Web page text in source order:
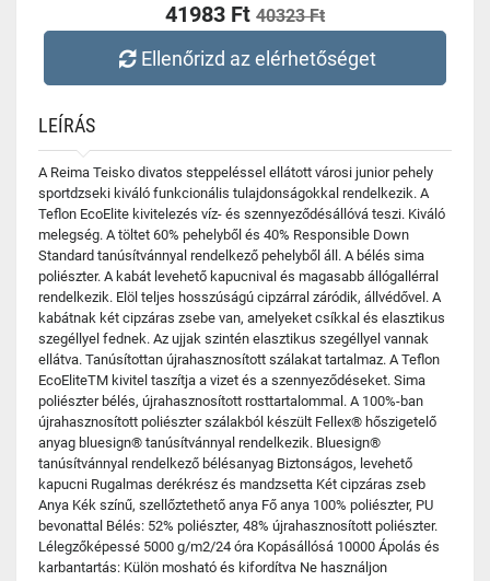
41983 Ft 40323 Ft
Ellenőrizd az elérhetőséget
LEÍRÁS
A Reima Teisko divatos steppeléssel ellátott városi junior pehely
sportdzseki kiváló funkcionális tulajdonságokkal rendelkezik. A
Teflon EcoElite kivitelezés víz- és szennyeződésállóvá teszi. Kiváló
melegség. A töltet 60% pehelyből és 40% Responsible Down
Standard tanúsítvánnyal rendelkező pehelyből áll. A bélés sima
poliészter. A kabát levehető kapucnival és magasabb állógallérral
rendelkezik. Elöl teljes hosszúságú cipzárral záródik, állvédővel. A
kabátnak két cipzáras zsebe van, amelyeket csíkkal és elasztikus
szegéllyel fednek. Az ujjak szintén elasztikus szegéllyel vannak
ellátva. Tanúsítottan újrahasznosított szálakat tartalmaz. A Teflon
EcoEliteTM kivitel taszítja a vizet és a szennyeződéseket. Sima
poliészter bélés, újrahasznosított rosttartalommal. A 100%-ban
újrahasznosított poliészter szálakból készült Fellex® hőszigetelő
anyag bluesign® tanúsítvánnyal rendelkezik. Bluesign®
tanúsítvánnyal rendelkező bélésanyag Biztonságos, levehető
kapucni Rugalmas derékrész és mandzsetta Két cipzáras zseb
Anya Kék színű, szellőztethető anya Fő anya 100% poliészter, PU
bevonattal Bélés: 52% poliészter, 48% újrahasznosított poliészter.
Lélegzőképessé 5000 g/m2/24 óra Kopásállósá 10000 Ápolás és
karbantartás: Külön mosható és kifordítva Ne használjon